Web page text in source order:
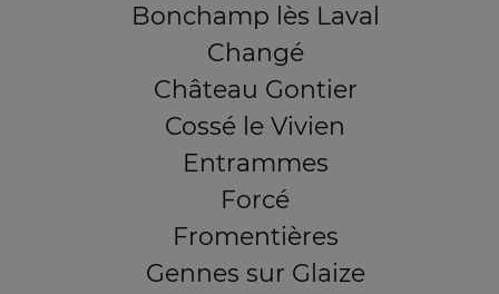
Bonchamp lès Laval
Changé
Château Gontier
Cossé le Vivien
Entrammes
Forcé
Fromentières
Gennes sur Glaize